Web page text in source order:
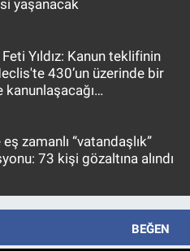
yaşanacak
Feti Yıldız: Kanun teklifinin
430’un üzerinde bir
kanunlaşacağı
zamanlı “vatandaşlık”
73 kişi gözaltına alındı
BEĞEN